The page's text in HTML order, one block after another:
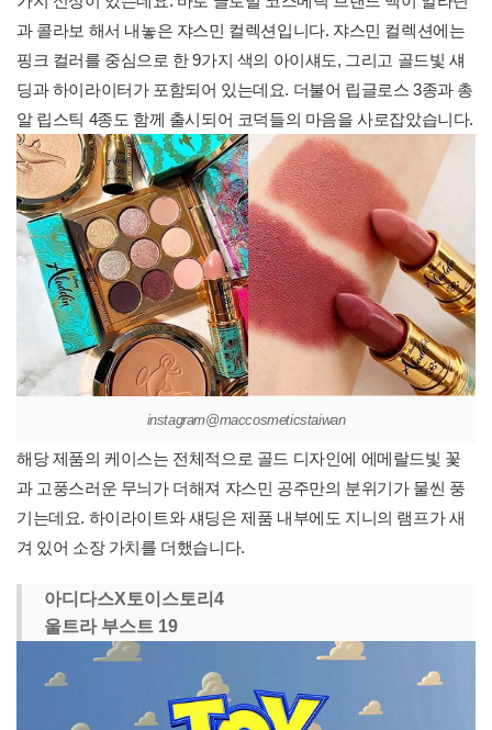
과 콜라보 해서 내놓은 쟈스민 컬렉션입니다. 쟈스민 컬렉션에는
핑크 컬러를 중심으로 한 9가지 색의 아이섀도, 그리고 골드빛 섀
딩과 하이라이터가 포함되어 있는데요. 더불어 립글로스 3종과 총
알 립스틱 4종도 함께 출시되어 코덕들의 마음을 사로잡았습니다.
instagram@maccosmeticstaiwan
해당 제품의 케이스는 전체적으로 골드 디자인에 에메랄드빛 꽃
과 고풍스러운 무늬가 더해져 쟈스민 공주만의 분위기가 물씬 풍
기는데요. 하이라이트와 섀딩은 제품 내부에도 지니의 램프가 새
겨 있어 소장 가치를 더했습니다.
아디다스X토이스토리4
울트라 부스트 19